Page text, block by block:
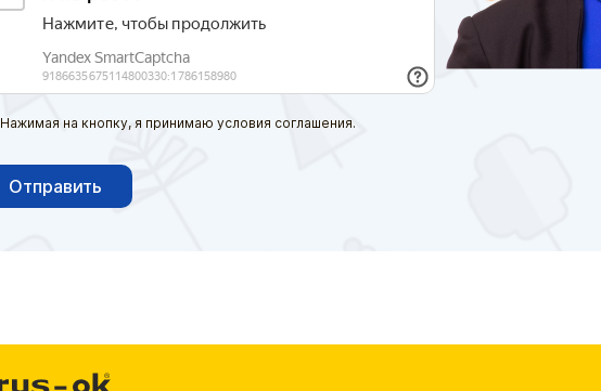
Нажимая на кнопку, я принимаю условия соглашения.
Отправить